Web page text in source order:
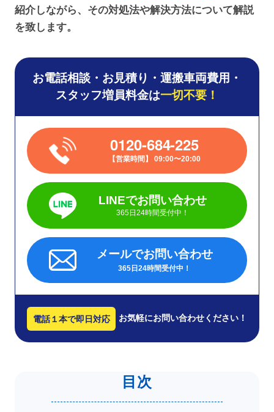
紹介しながら、その対処法や解決方法について解説
を致します。
お電話相談・お見積り・運搬車両費用・
スタッフ増員料金は一切不要！
0120-684-225
営業時間 09:00〜20:00
LINEでお問い合わせ
365日24時間受付中！
メールでお問い合わせ
365日24時間受付中！
電話１本で即日対応 お気軽にお問い合わせください！